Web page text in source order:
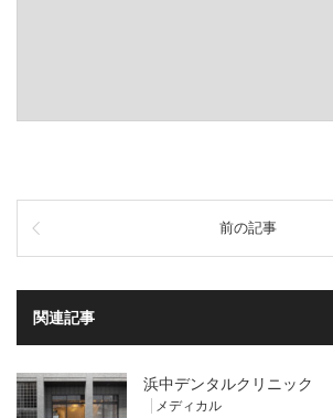
前の記事
関連記事
浜中デンタルクリニック
メディカル